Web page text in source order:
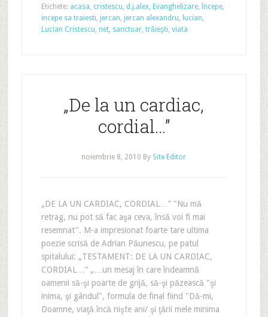
Etichete: acasa, cristescu, d.j.alex, Evanghelizare,începe,
incepe sa traiesti, jercan, jercan alexandru, lucian,
Lucian Cristescu, net, sanctuar, trăieşti, viata
„De la un cardiac,
cordial…”
noiembrie 8, 2010 By Site Editor
„DE LA UN CARDIAC, CORDIAL…” "Nu mă
retrag, nu pot să fac aşa ceva, însă voi fi mai
resemnat". M-a impresionat foarte tare ultima
poezie scrisă de Adrian Păunescu, pe patul
spitalului: „TESTAMENT: DE LA UN CARDIAC,
CORDIAL…” „…un mesaj în care îndeamnă
oamenii să-şi poarte de grijă, să-şi păzească "şi
inima, şi gândul", formula de final fiind "Dă-mi,
Doamne, viaţă încă nişte ani/ şi ţării mele minima